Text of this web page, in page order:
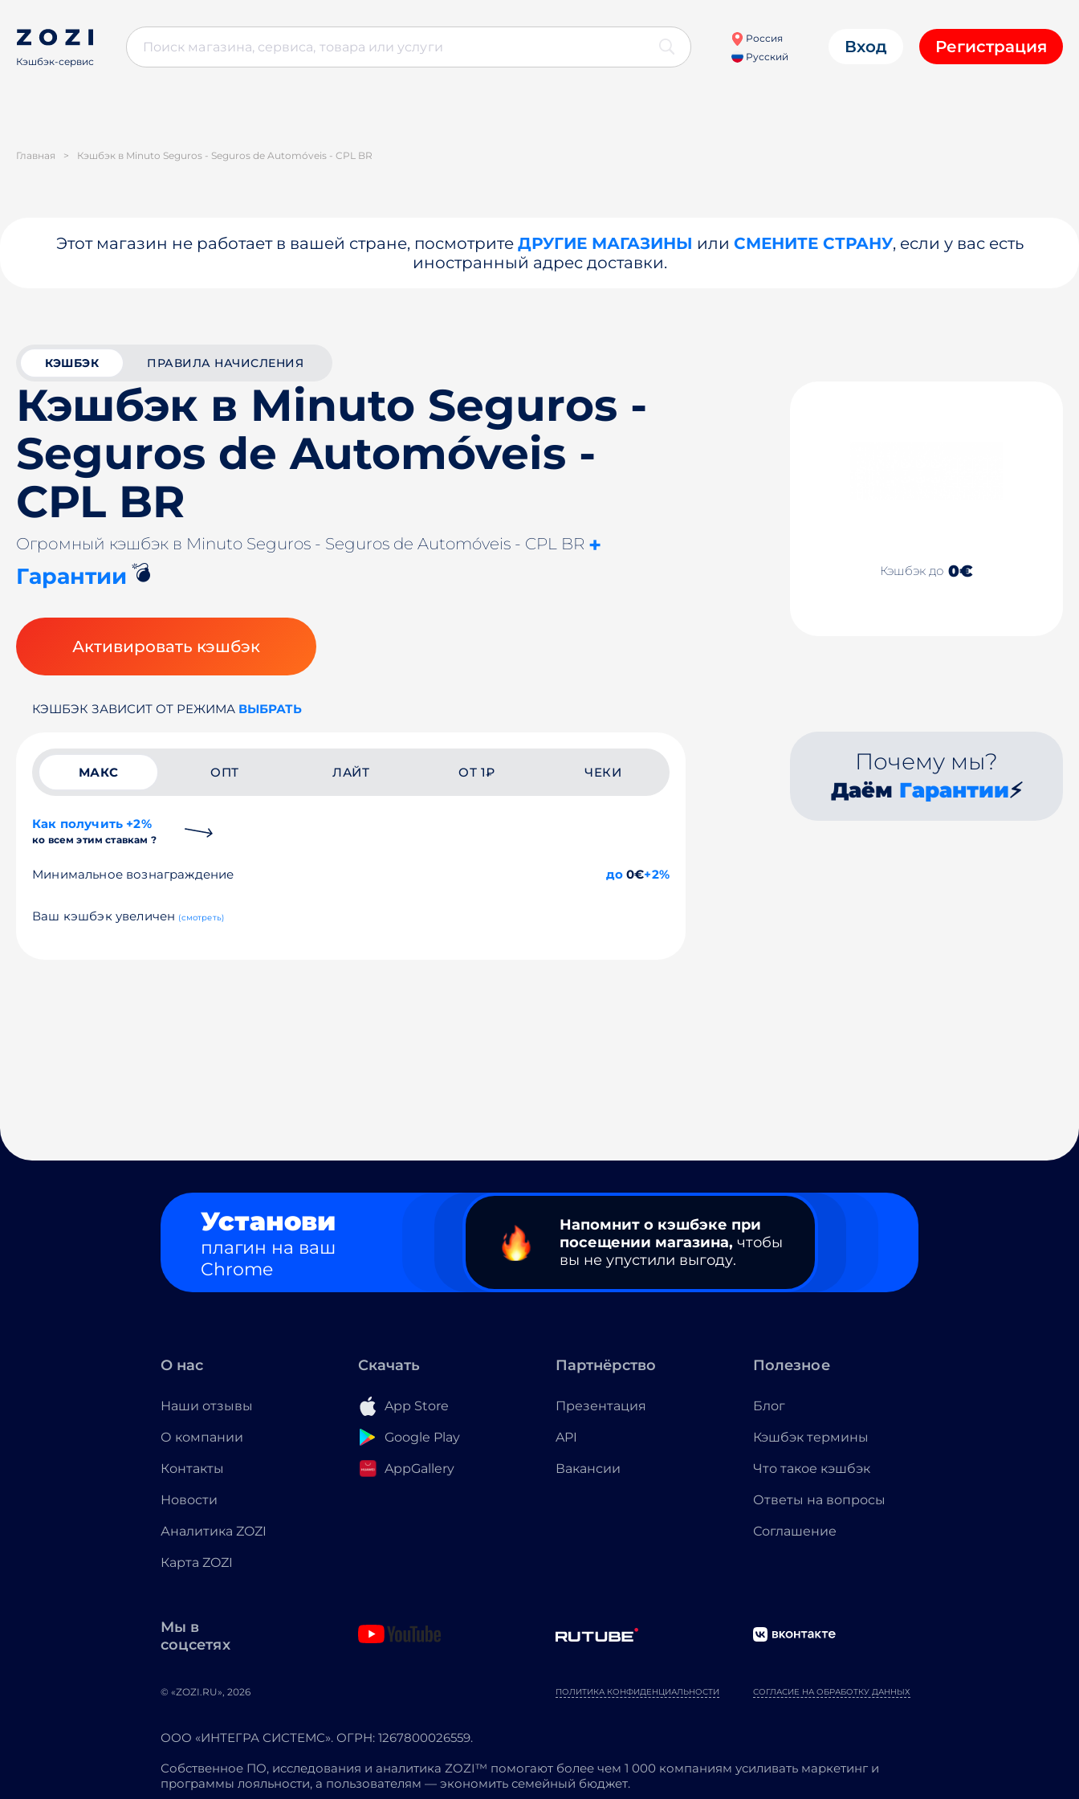
Кэшбэк-сервис
Россия
Русский
Вход Регистрация
Главная > Кэшбэк в Minuto Seguros - Seguros de Automóveis - CPL BR
Этот магазин не работает в вашей стране, посмотрите ДРУГИЕ МАГАЗИНЫ или СМЕНИТЕ СТРАНУ, если у вас есть
иностранный адрес доставки.
КЭШБЭК ПРАВИЛА НАЧИСЛЕНИЯ
Кэшбэк в Minuto Seguros -
Seguros de Automóveis -
CPL BR
Огромный кэшбэк в Minuto Seguros - Seguros de Automóveis - CPL BR +
Гарантии 💣
Активировать кэшбэк
Кэшбэк до 0€
КЭШБЭК ЗАВИСИТ ОТ РЕЖИМА ВЫБРАТЬ
МАКС ОПТ ЛАЙТ ОТ 1₽ ЧЕКИ
Как получить +2%
ко всем этим ставкам ?
Минимальное вознаграждение до0€+2%
Ваш кэшбэк увеличен (смотреть)
Почему мы?
Даём Гарантии⚡
Установи
плагин на ваш
Chrome
Напомнит о кэшбэке при
посещении магазина, чтобы
вы не упустили выгоду.
О нас
Наши отзывы
О компании
Контакты
Новости
Аналитика ZOZI
Карта ZOZI
Скачать
App Store
Google Play
AppGallery
Партнёрство
Презентация
API
Вакансии
Полезное
Блог
Кэшбэк термины
Что такое кэшбэк
Ответы на вопросы
Соглашение
Мы в
соцсетях
© «ZOZI.RU», 2026 ПОЛИТИКА КОНФИДЕНЦИАЛЬНОСТИ СОГЛАСИЕ НА ОБРАБОТКУ ДАННЫХ
ООО «ИНТЕГРА СИСТЕМС». ОГРН: 1267800026559.
Собственное ПО, исследования и аналитика ZOZI™ помогают более чем 1 000 компаниям усиливать маркетинг и
программы лояльности, а пользователям — экономить семейный бюджет.